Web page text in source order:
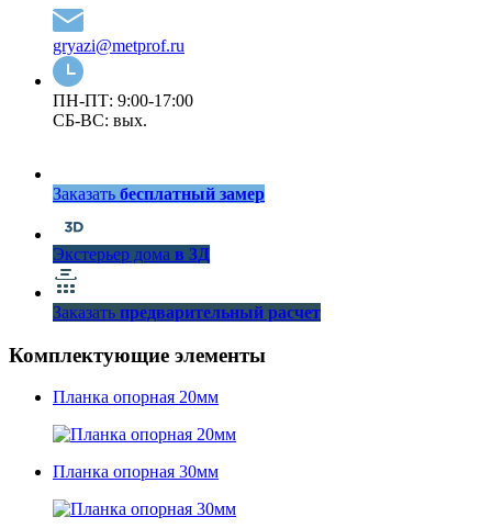
gryazi@metprof.ru
ПН-ПТ: 9:00-17:00
СБ-ВС: вых.
Заказать бесплатный замер
Экстерьер дома в 3Д
Заказать предварительный расчет
Комплектующие элементы
Планка опорная 20мм
Планка опорная 30мм